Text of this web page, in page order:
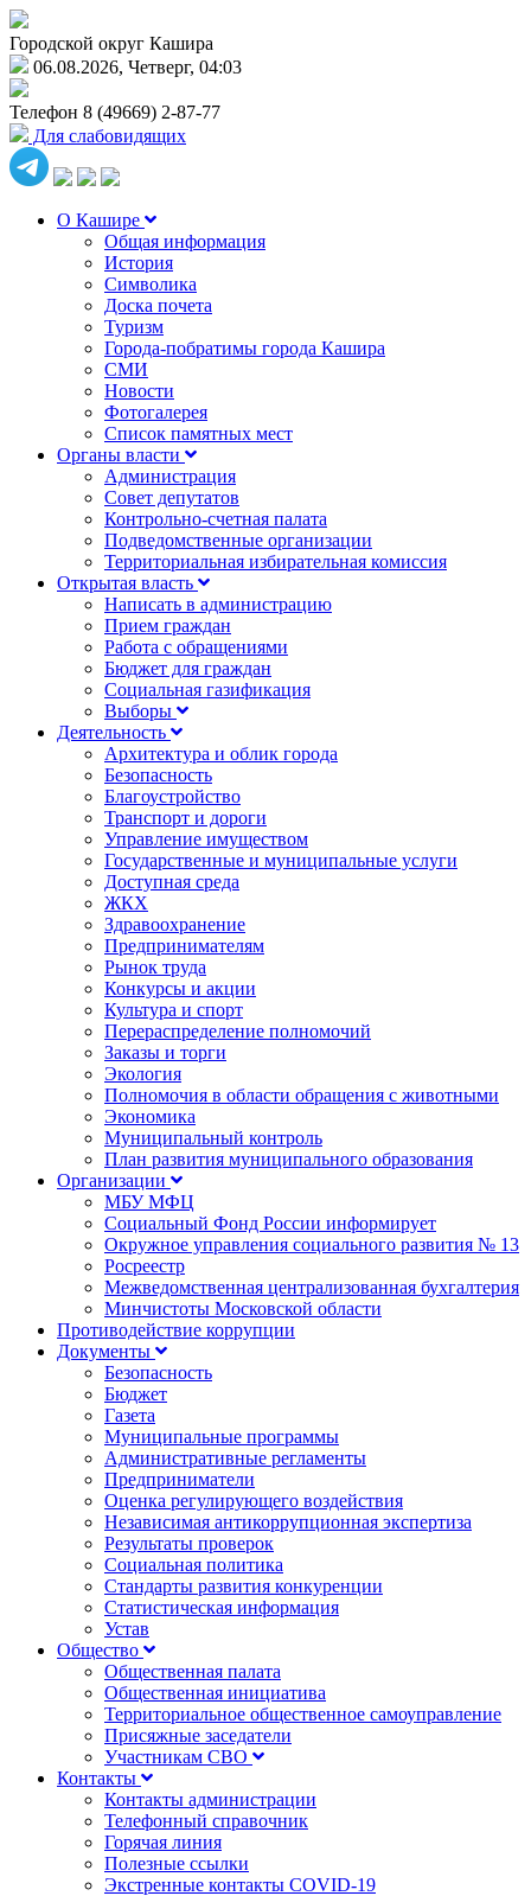
Городской округ Кашира
06.08.2026, Четверг, 04:03
Телефон 8 (49669) 2-87-77
Для слабовидящих
О Кашире
Общая информация
История
Символика
Доска почета
Туризм
Города-побратимы города Кашира
СМИ
Новости
Фотогалерея
Список памятных мест
Органы власти
Администрация
Совет депутатов
Контрольно-счетная палата
Подведомственные организации
Территориальная избирательная комиссия
Открытая власть
Написать в администрацию
Прием граждан
Работа с обращениями
Бюджет для граждан
Социальная газификация
Выборы
Деятельность
Архитектура и облик города
Безопасность
Благоустройство
Транспорт и дороги
Управление имуществом
Государственные и муниципальные услуги
Доступная среда
ЖКХ
Здравоохранение
Предпринимателям
Рынок труда
Конкурсы и акции
Культура и спорт
Перераспределение полномочий
Заказы и торги
Экология
Полномочия в области обращения с животными
Экономика
Муниципальный контроль
План развития муниципального образования
Организации
МБУ МФЦ
Социальный Фонд России информирует
Окружное управления социального развития № 13
Росреестр
Межведомственная централизованная бухгалтерия
Минчистоты Московской области
Противодействие коррупции
Документы
Безопасность
Бюджет
Газета
Муниципальные программы
Административные регламенты
Предприниматели
Оценка регулирующего воздействия
Независимая антикоррупционная экспертиза
Результаты проверок
Социальная политика
Стандарты развития конкуренции
Статистическая информация
Устав
Общество
Общественная палата
Общественная инициатива
Территориальное общественное самоуправление
Присяжные заседатели
Участникам СВО
Контакты
Контакты администрации
Телефонный справочник
Горячая линия
Полезные ссылки
Экстренные контакты COVID-19